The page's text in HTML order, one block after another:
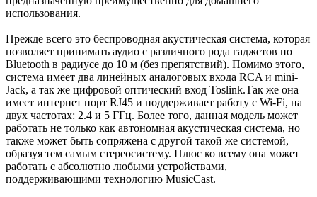
использования.
Прежде всего это беспроводная акустическая система, которая
позволяет принимать аудио с различного рода гаджетов по
Bluetooth в радиусе до 10 м (без препятствий). Помимо этого,
система имеет два линейных аналоговых входа RCA и mini-
Jack, а так же цифровой оптический вход Toslink.Так же она
имеет интернет порт RJ45 и поддерживает работу с Wi-Fi, на
двух частотах: 2.4 и 5 ГГц. Более того, данная модель может
работать не только как автономная акустическая система, но
также может быть сопряжена с другой такой же системой,
образуя тем самым стереосистему. Плюс ко всему она может
работать с абсолютно любыми устройствами,
поддерживающими технологию MusicCast.